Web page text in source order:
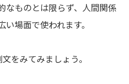
なものとは限らず、人間関係
場面で使われます。
をみてみましょう。